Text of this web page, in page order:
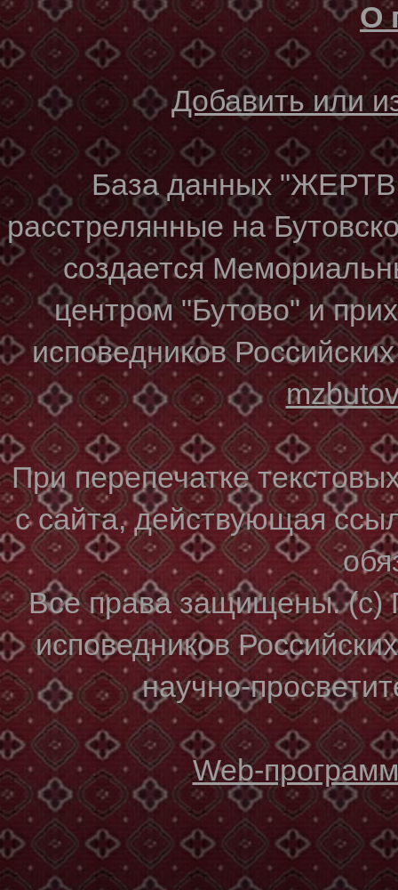
О
Добавить или
База данных
расстрелянные на
создается
центром "Бутово" и
исповедников
При перепечатке
с сайта, действующая
Все права защищены. (с)
исповедников
научно-
Web-